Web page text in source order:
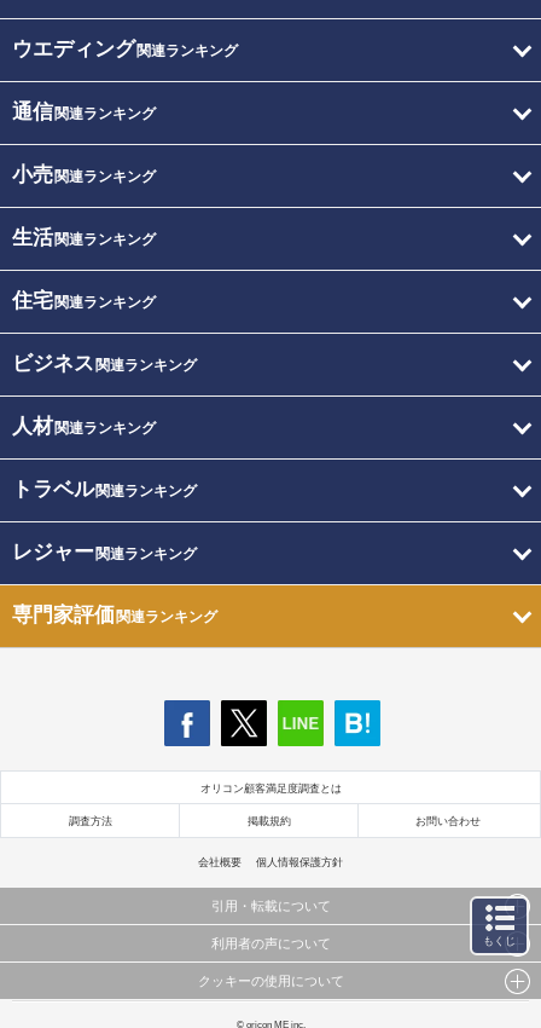
ウエディング関連ランキング
通信関連ランキング
小売関連ランキング
生活関連ランキング
住宅関連ランキング
ビジネス 関連ランキング
人材関連ランキング
トラベル関連ランキング
レジャー関連ランキング
専門家評価関連ランキング
オリコン顧客満足度調査とは
調査方法 掲載規約 お問い合わせ
会社概要 個人情報保護方針
引用・転載について
当サイトで公開されている情報（文字、写真、イラスト、画像データ等）及びこれらの配置・
これらの情報を権利者の許可なく無断転載・複製などの二次利用を行うことは固く禁じており
利用者の声について
当サイトに掲載している内容はすべてサービスの利用者が提出された見解・感想です。
クッキーの使用について
このサイトでは Cookie を使用して、ユーザーに合わせたコンテンツや広告の表示、ソーシャル
© oricon ME inc.
もくじ